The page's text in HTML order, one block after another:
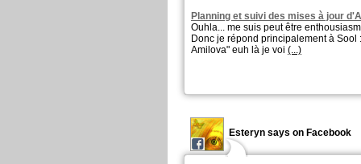
Planning et suivi des mises à jour
Ouhla... me suis peut être
Donc je répond principalement à Sool
Amilova" euh là je voi (...)
Esteryn says on Facebook